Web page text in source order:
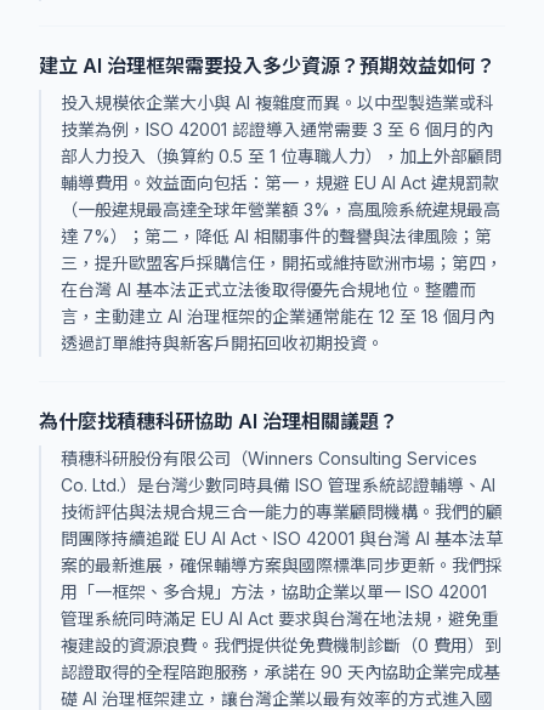
建立 AI 治理框架需要投入多少資源？預期效益如何？
投入規模依企業大小與 AI 複雜度而異。以中型製造業或科
技業為例，ISO 42001 認證導入通常需要 3 至 6 個月的內
部人力投入（換算約 0.5 至 1 位專職人力），加上外部顧問
輔導費用。效益面向包括：第一，規避 EU AI Act 違規罰款
（一般違規最高達全球年營業額 3%，高風險系統違規最高
達 7%）；第二，降低 AI 相關事件的聲譽與法律風險；第
三，提升歐盟客戶採購信任，開拓或維持歐洲市場；第四，
在台灣 AI 基本法正式立法後取得優先合規地位。整體而
言，主動建立 AI 治理框架的企業通常能在 12 至 18 個月內
透過訂單維持與新客戶開拓回收初期投資。
為什麼找積穗科研協助 AI 治理相關議題？
積穗科研股份有限公司（Winners Consulting Services
Co. Ltd.）是台灣少數同時具備 ISO 管理系統認證輔導、AI
技術評估與法規合規三合一能力的專業顧問機構。我們的顧
問團隊持續追蹤 EU AI Act、ISO 42001 與台灣 AI 基本法草
案的最新進展，確保輔導方案與國際標準同步更新。我們採
用「一框架、多合規」方法，協助企業以單一 ISO 42001
管理系統同時滿足 EU AI Act 要求與台灣在地法規，避免重
複建設的資源浪費。我們提供從免費機制診斷（0 費用）到
認證取得的全程陪跑服務，承諾在 90 天內協助企業完成基
礎 AI 治理框架建立，讓台灣企業以最有效率的方式進入國